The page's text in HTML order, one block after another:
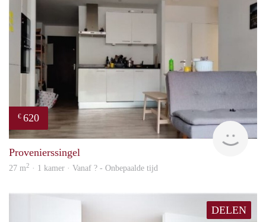
€ 620
Provenierssingel
27 m2 · 1 kamer · Vanaf ? - Onbepaalde tijd
DELEN